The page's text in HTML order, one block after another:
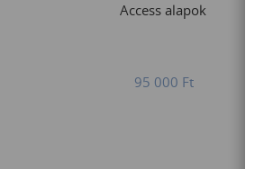
Access alapok
95 000 Ft